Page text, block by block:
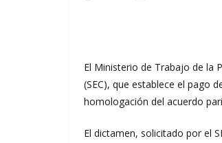
El Ministerio de Trabajo de la
(SEC), que establece el pago
homologación del acuerdo
El dictamen, solicitado por el